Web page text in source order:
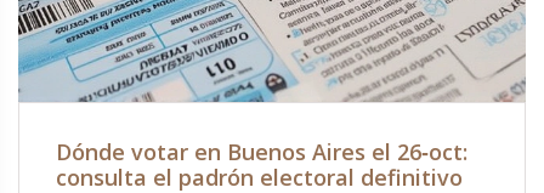
Dónde votar en Buenos Aires el 26‑oct:
consulta el padrón electoral definitivo